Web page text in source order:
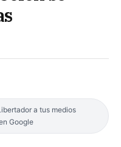
a tus medios
Google